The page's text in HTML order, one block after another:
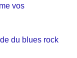
vos
du blues rock